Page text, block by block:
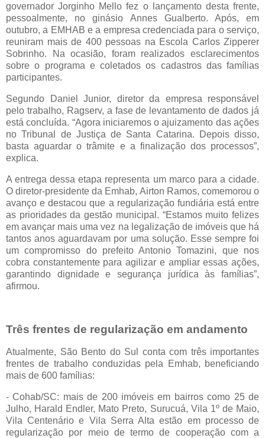
governador Jorginho Mello fez o lançamento desta frente,
pessoalmente, no ginásio Annes Gualberto. Após, em
outubro, a EMHAB e a empresa credenciada para o serviço,
reuniram mais de 400 pessoas na Escola Carlos Zipperer
Sobrinho. Na ocasião, foram realizados esclarecimentos
sobre o programa e coletados os cadastros das famílias
participantes.
Segundo Daniel Junior, diretor da empresa responsável
pelo trabalho, Ragserv, a fase de levantamento de dados já
está concluída. “Agora iniciaremos o ajuizamento das ações
no Tribunal de Justiça de Santa Catarina. Depois disso,
basta aguardar o trâmite e a finalização dos processos”,
explica.
A entrega dessa etapa representa um marco para a cidade.
O diretor-presidente da Emhab, Airton Ramos, comemorou o
avanço e destacou que a regularização fundiária está entre
as prioridades da gestão municipal. “Estamos muito felizes
em avançar mais uma vez na legalização de imóveis que há
tantos anos aguardavam por uma solução. Esse sempre foi
um compromisso do prefeito Antonio Tomazini, que nos
cobra constantemente para agilizar e ampliar essas ações,
garantindo dignidade e segurança jurídica às famílias”,
afirmou.
Três frentes de regularização em andamento
Atualmente, São Bento do Sul conta com três importantes
frentes de trabalho conduzidas pela Emhab, beneficiando
mais de 600 famílias:
- Cohab/SC: mais de 200 imóveis em bairros como 25 de
Julho, Harald Endler, Mato Preto, Surucuá, Vila 1º de Maio,
Vila Centenário e Vila Serra Alta estão em processo de
regularização por meio de termo de cooperação com a